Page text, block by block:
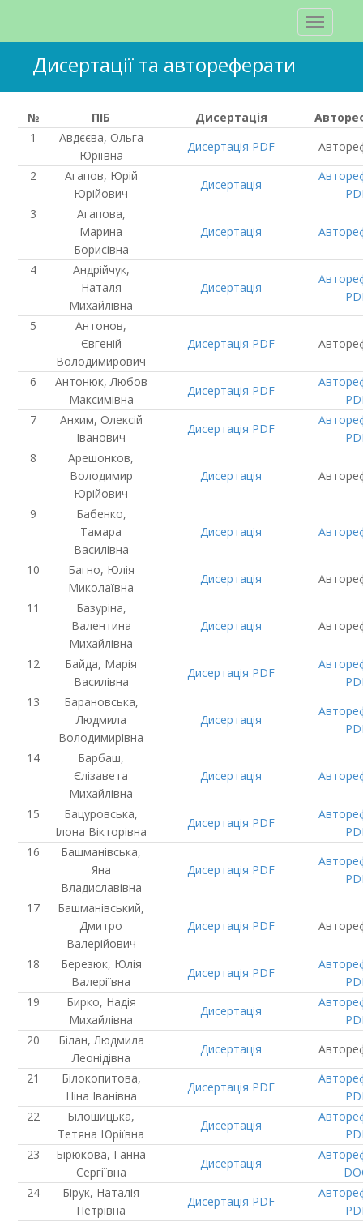
Дисертації та автореферати
№ ПІБ Дисертація
Авдєєва, Ольга
Юріївна
Дисертація PDF
Агапов, Юрій
Юрійович
Дисертація
Агапова,
Марина
Борисівна
Дисертація
Андрійчук,
Наталя
Михайлівна
Дисертація
Антонов,
Євгеній
Володимирович
Дисертація PDF
Антонюк, Любов
Максимівна
Дисертація PDF
Анхим, Олексій
Іванович
Дисертація PDF
Арешонков,
Володимир
Юрійович
Дисертація
Бабенко,
Тамара
Василівна
Дисертація
Багно, Юлія
Миколаївна
Дисертація
Базуріна,
Валентина
Михайлівна
Дисертація
Байда, Марія
Василівна
Дисертація PDF
Барановська,
Людмила
Володимирівна
Дисертація
Барбаш,
Єлізавета
Михайлівна
Дисертація
Бацуровська,
Ілона Вікторівна
Дисертація PDF
Башманівська,
Яна
Владиславівна
Дисертація PDF
Башманівський,
Дмитро
Валерійович
Дисертація PDF
Березюк, Юлія
Валеріївна
Дисертація PDF
Бирко, Надія
Михайлівна
Дисертація
Білан, Людмила
Леонідівна
Дисертація
Білокопитова,
Ніна Іванівна
Дисертація PDF
Білошицька,
Тетяна Юріївна
Дисертація
Бірюкова, Ганна
Сергіївна
Дисертація
Бірук, Наталія
Петрівна
Дисертація PDF